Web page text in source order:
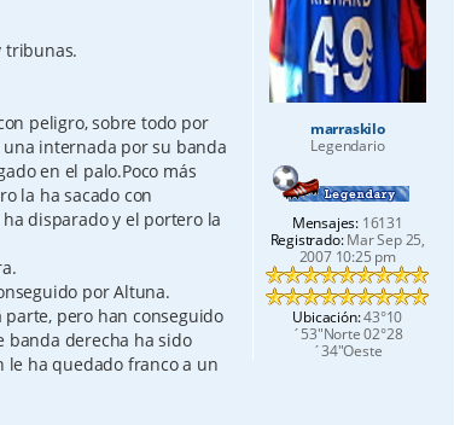
marraskilo
Legendario
Mensajes: 16131
Registrado:Mar Sep 25,
2007 10:25 pm
Ubicación:43°10
´53"Norte 02°28
´34"Oeste
tribunas.
peligro, sobre todo por
internada por su banda
en el palo.Poco más
la ha sacado con
disparado y el portero la
por Altuna.
pero han conseguido
banda derecha ha sido
le ha quedado franco a un